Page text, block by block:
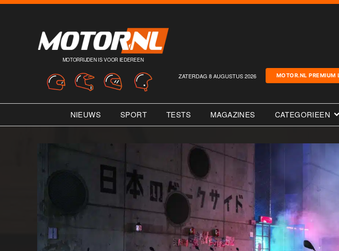
MOTORRIJDEN IS VOOR IEDEREEN
ZATERDAG 8 AUGUSTUS 2026 MOTOR.NL PREMIUM
NIEUWS SPORT TESTS MAGAZINES CATEGORIEEN